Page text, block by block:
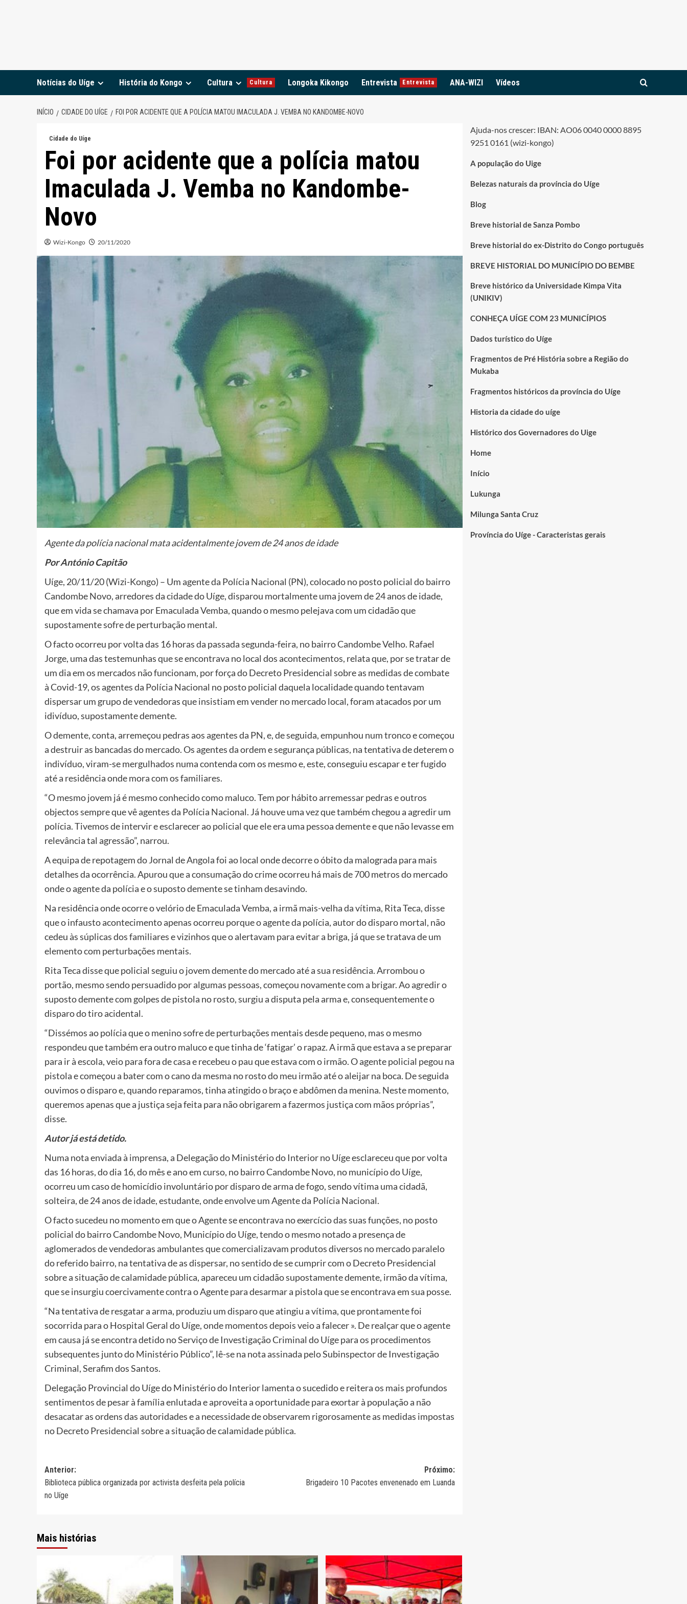
Notícias do Uíge História do Kongo Cultura Cultura Longoka Kikongo Entrevista Entrevista ANA-WIZI Vídeos
INÍCIO CIDADE DO UÍGE FOI POR ACIDENTE QUE A POLÍCIA MATOU IMACULADA J. VEMBA NO KANDOMBE-NOVO
Cidade do Uíge
Foi por acidente que a polícia matou
Imaculada J. Vemba no Kandombe-
Novo
Wizi-Kongo 20/11/2020
Agente da polícia nacional mata acidentalmente jovem de 24 anos de idade
Por António Capitão
Uíge, 20/11/20 (Wizi-Kongo) – Um agente da Polícia Nacional (PN), colocado no posto policial do bairro
Candombe Novo, arredores da cidade do Uíge, disparou mortalmente uma jovem de 24 anos de idade,
que em vida se chamava por Emaculada Vemba, quando o mesmo pelejava com um cidadão que
supostamente sofre de perturbação mental.
O facto ocorreu por volta das 16 horas da passada segunda-feira, no bairro Candombe Velho. Rafael
Jorge, uma das testemunhas que se encontrava no local dos acontecimentos, relata que, por se tratar de
um dia em os mercados não funcionam, por força do Decreto Presidencial sobre as medidas de combate
à Covid-19, os agentes da Polícia Nacional no posto policial daquela localidade quando tentavam
dispersar um grupo de vendedoras que insistiam em vender no mercado local, foram atacados por um
idivíduo, supostamente demente.
O demente, conta, arremeçou pedras aos agentes da PN, e, de seguida, empunhou num tronco e começou
a destruir as bancadas do mercado. Os agentes da ordem e segurança públicas, na tentativa de deterem o
indivíduo, viram-se mergulhados numa contenda com os mesmo e, este, conseguiu escapar e ter fugido
até a residência onde mora com os familiares.
“O mesmo jovem já é mesmo conhecido como maluco. Tem por hábito arremessar pedras e outros
objectos sempre que vê agentes da Polícia Nacional. Já houve uma vez que também chegou a agredir um
polícia. Tivemos de intervir e esclarecer ao policial que ele era uma pessoa demente e que não levasse em
relevância tal agressão”, narrou.
A equipa de repotagem do Jornal de Angola foi ao local onde decorre o óbito da malograda para mais
detalhes da ocorrência. Apurou que a consumação do crime ocorreu há mais de 700 metros do mercado
onde o agente da polícia e o suposto demente se tinham desavindo.
Na residência onde ocorre o velório de Emaculada Vemba, a irmã mais-velha da vítima, Rita Teca, disse
que o infausto acontecimento apenas ocorreu porque o agente da polícia, autor do disparo mortal, não
cedeu às súplicas dos familiares e vizinhos que o alertavam para evitar a briga, já que se tratava de um
elemento com perturbações mentais.
Rita Teca disse que policial seguiu o jovem demente do mercado até a sua residência. Arrombou o
portão, mesmo sendo persuadido por algumas pessoas, começou novamente com a brigar. Ao agredir o
suposto demente com golpes de pistola no rosto, surgiu a disputa pela arma e, consequentemente o
disparo do tiro acidental.
“Dissémos ao polícia que o menino sofre de perturbações mentais desde pequeno, mas o mesmo
respondeu que também era outro maluco e que tinha de ‘fatigar’ o rapaz. A irmã que estava a se preparar
para ir à escola, veio para fora de casa e recebeu o pau que estava com o irmão. O agente policial pegou na
pistola e começou a bater com o cano da mesma no rosto do meu irmão até o aleijar na boca. De seguida
ouvimos o disparo e, quando reparamos, tinha atingido o braço e abdômen da menina. Neste momento,
queremos apenas que a justiça seja feita para não obrigarem a fazermos justiça com mãos próprias”,
disse.
Autor já está detido.
Numa nota enviada à imprensa, a Delegação do Ministério do Interior no Uíge esclareceu que por volta
das 16 horas, do dia 16, do mês e ano em curso, no bairro Candombe Novo, no município do Uíge,
ocorreu um caso de homicídio involuntário por disparo de arma de fogo, sendo vítima uma cidadã,
solteira, de 24 anos de idade, estudante, onde envolve um Agente da Polícia Nacional.
O facto sucedeu no momento em que o Agente se encontrava no exercício das suas funções, no posto
policial do bairro Candombe Novo, Município do Uíge, tendo o mesmo notado a presença de
aglomerados de vendedoras ambulantes que comercializavam produtos diversos no mercado paralelo
do referido bairro, na tentativa de as dispersar, no sentido de se cumprir com o Decreto Presidencial
sobre a situação de calamidade pública, apareceu um cidadão supostamente demente, irmão da vítima,
que se insurgiu coercivamente contra o Agente para desarmar a pistola que se encontrava em sua posse.
“Na tentativa de resgatar a arma, produziu um disparo que atingiu a vítima, que prontamente foi
socorrida para o Hospital Geral do Uíge, onde momentos depois veio a falecer ». De realçar que o agente
em causa já se encontra detido no Serviço de Investigação Criminal do Uíge para os procedimentos
subsequentes junto do Ministério Público”, lê-se na nota assinada pelo Subinspector de Investigação
Criminal, Serafim dos Santos.
Delegação Provincial do Uíge do Ministério do Interior lamenta o sucedido e reitera os mais profundos
sentimentos de pesar à família enlutada e aproveita a oportunidade para exortar à população a não
desacatar as ordens das autoridades e a necessidade de observarem rigorosamente as medidas impostas
no Decreto Presidencial sobre a situação de calamidade pública.
Navegação
de
artigos
Anterior:
Biblioteca pública organizada por activista desfeita pela polícia
no Uíge
Próximo:
Brigadeiro 10 Pacotes envenenado em Luanda
Mais histórias
Ajuda-nos crescer: IBAN: AO06 0040 0000 8895
9251 0161 (wizi-kongo)
A população do Uige
Belezas naturais da província do Uíge
Blog
Breve historial de Sanza Pombo
Breve historial do ex-Distrito do Congo português
BREVE HISTORIAL DO MUNICÍPIO DO BEMBE
Breve histórico da Universidade Kimpa Vita
(UNIKIV)
CONHEÇA UÍGE COM 23 MUNICÍPIOS
Dados turístico do Uíge
Fragmentos de Pré História sobre a Região do
Mukaba
Fragmentos históricos da província do Uíge
Historia da cidade do uíge
Histórico dos Governadores do Uige
Home
Início
Lukunga
Milunga Santa Cruz
Província do Uíge - Caracteristas gerais